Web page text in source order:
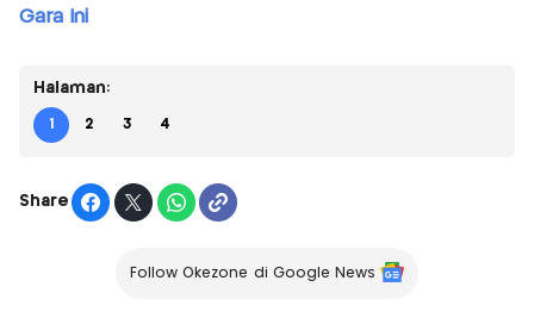
Gara Ini
Halaman:
1 2 3 4
Share
Follow Okezone di Google News